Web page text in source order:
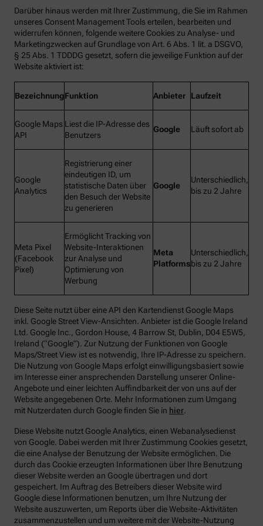
Darüber hinaus werden mit Ihrer Zustimmung, die Sie im Rahmen
unseres Consent Management Tools erteilen, bearbeiten und
widerrufen können, folgende weitere Cookies zu Analyse- und
Marketingzwecken auf Grundlage von Art. 6 Abs. 1 lit. a DSGVO,
§ 25 Abs. 1 TDDDG gesetzt, sofern die jeweilige Funktion auf der
Website aktiviert ist:
BezeichnungFunktion Anbieter Laufzeit
Google Maps
API
Liest die IP-Adresse des
Benutzers
Google Läuft sofort ab
Google
Analytics
Registrierung einer
eindeutigen ID, um
statistische Daten über
den Besuch der Website
zu generieren
Google
Unterschiedlich,
bis zu 2 Jahre
Meta Pixel
(Facebook
Pixel)
Ermöglicht Tracking von
Website-Interaktionen
zur Analyse und
Optimierung von
Werbung
Meta
Platforms
Unterschiedlich,
bis zu 2 Jahre
Diese Seite nutzt über eine API den Kartendienst Google Maps
inkl. Google Street View-Ansichten. Anbieter ist die Google Ireland
Ltd. Google Inc., Gordon House, 4 Barrow St, Dublin, D04 E5W5,
Ireland (“Google”). Zur Nutzung der Funktionen von Google
Maps/Street View ist es notwendig, Ihre IP-Adresse zu speichern.
Die Nutzung von Google Maps erfolgt einwilligungsbasiert sowie
im Interesse einer ansprechenden Darstellung unserer Online-
Angebote und einer leichten Auffindbarkeit der von uns auf der
Website angegebenen Orte. Mehr Informationen zum Umgang
mit Nutzerdaten durch Google finden Sie in hier.
Diese Website nutzt Google Analytics, einen Webanalysedienst
von Google. Dabei werden mit Ihrer Zustimmung Cookies gesetzt,
die eine Analyse der Benutzung der Website ermöglichen. Die
durch das Cookie erzeugten Informationen über Ihre Benutzung
dieser Website werden an Google übertragen und dort
gespeichert. Im Auftrag des Betreibers dieser Website wird
Google diese Informationen benutzen, um Ihre Nutzung der
Website auszuwerten, um Reports über die Website-Aktivitäten
zusammenzustellen und um weitere mit der Website-Nutzung